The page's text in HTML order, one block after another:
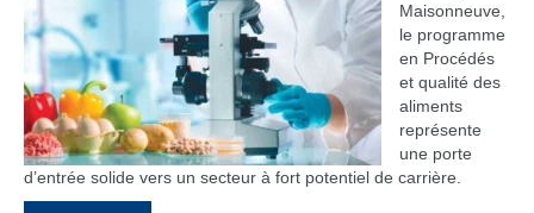
Maisonneuve,
le programme
en Procédés
et qualité des
aliments
représente
une porte
d’entrée solide vers un secteur à fort potentiel de carrière.